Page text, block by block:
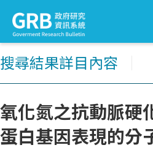
搜尋結果詳目內容
氧化氮之抗動脈硬
蛋白基因表現的分